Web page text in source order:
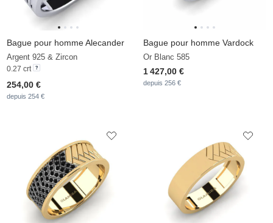
Bague pour homme Alecander
Argent 925 & Zircon
0.27 crt
254,00 €
depuis 254 €
Bague pour homme Vardock
Or Blanc 585
1 427,00 €
depuis 256 €